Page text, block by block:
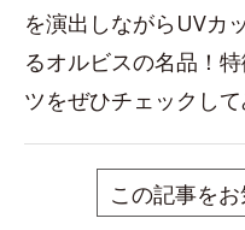
を演出しながらUVカ
るオルビスの名品！
ツをぜひチェックして
この記事を